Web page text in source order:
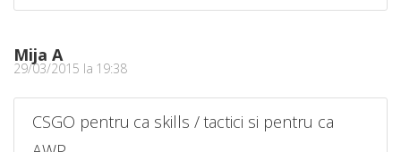
Mija A
29/03/2015 la 19:38
CSGO pentru ca skills / tactici si pentru ca